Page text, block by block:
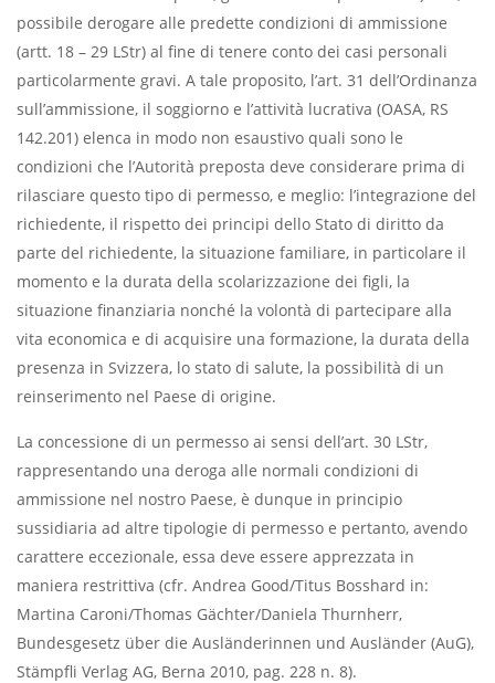
possibile derogare alle predette condizioni di ammissione
(artt. 18 – 29 LStr) al fine di tenere conto dei casi personali
particolarmente gravi. A tale proposito, l’art. 31 dell’Ordinanza
sull’ammissione, il soggiorno e l’attività lucrativa (OASA, RS
142.201) elenca in modo non esaustivo quali sono le
condizioni che l’Autorità preposta deve considerare prima di
rilasciare questo tipo di permesso, e meglio: l’integrazione del
richiedente, il rispetto dei principi dello Stato di diritto da
parte del richiedente, la situazione familiare, in particolare il
momento e la durata della scolarizzazione dei figli, la
situazione finanziaria nonché la volontà di partecipare alla
vita economica e di acquisire una formazione, la durata della
presenza in Svizzera, lo stato di salute, la possibilità di un
reinserimento nel Paese di origine.
La concessione di un permesso ai sensi dell’art. 30 LStr,
rappresentando una deroga alle normali condizioni di
ammissione nel nostro Paese, è dunque in principio
sussidiaria ad altre tipologie di permesso e pertanto, avendo
carattere eccezionale, essa deve essere apprezzata in
maniera restrittiva (cfr. Andrea Good/Titus Bosshard in:
Martina Caroni/Thomas Gächter/Daniela Thurnherr,
Bundesgesetz über die Ausländerinnen und Ausländer (AuG),
Stämpfli Verlag AG, Berna 2010, pag. 228 n. 8).